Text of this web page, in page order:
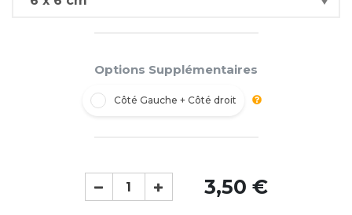
Options Supplémentaires
Côté Gauche + Côté droit
3,50 €